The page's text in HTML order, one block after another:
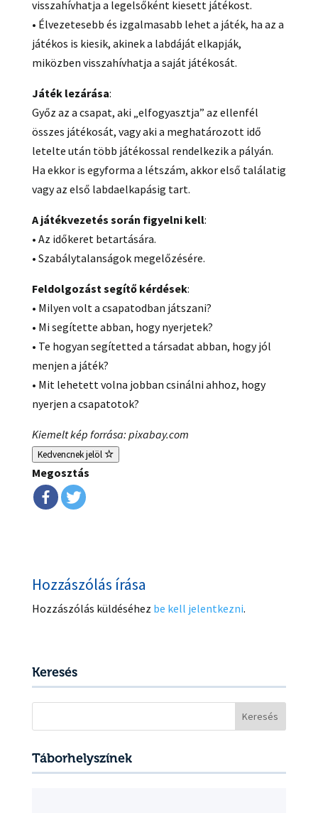
visszahívhatja a legelsőként kiesett játékost.
• Élvezetesebb és izgalmasabb lehet a játék, ha az a
játékos is kiesik, akinek a labdáját elkapják,
miközben visszahívhatja a saját játékosát.
Játék lezárása:
Győz az a csapat, aki „elfogyasztja” az ellenfél
összes játékosát, vagy aki a meghatározott idő
letelte után több játékossal rendelkezik a pályán.
Ha ekkor is egyforma a létszám, akkor első találatig
vagy az első labdaelkapásig tart.
A játékvezetés során figyelni kell:
• Az időkeret betartására.
• Szabálytalanságok megelőzésére.
Feldolgozást segítő kérdések:
• Milyen volt a csapatodban játszani?
• Mi segítette abban, hogy nyerjetek?
• Te hogyan segítetted a társadat abban, hogy jól
menjen a játék?
• Mit lehetett volna jobban csinálni ahhoz, hogy
nyerjen a csapatotok?
Kiemelt kép forrása: pixabay.com
Kedvencnek jelöl
Megosztás
Hozzászólás írása
Hozzászólás küldéséhez be kell jelentkezni.
Keresés
Táborhelyszínek